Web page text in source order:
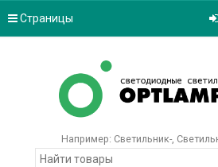
Страницы
Например: Светильник-